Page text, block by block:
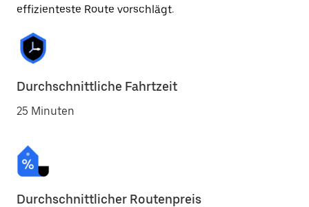
effizienteste Route vorschlägt.
Durchschnittliche Fahrtzeit
25 Minuten
Durchschnittlicher Routenpreis